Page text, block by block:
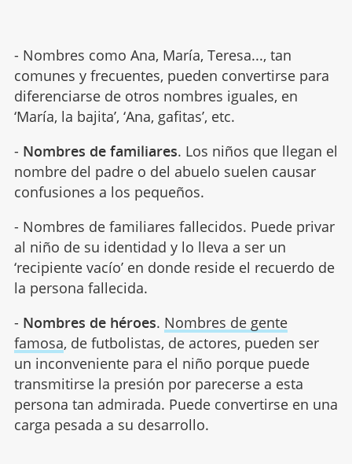
- Nombres como Ana, María, Teresa..., tan
comunes y frecuentes, pueden convertirse para
diferenciarse de otros nombres iguales, en
‘María, la bajita’, ‘Ana, gafitas’, etc.
- Nombres de familiares. Los niños que llegan el
nombre del padre o del abuelo suelen causar
confusiones a los pequeños.
- Nombres de familiares fallecidos. Puede privar
al niño de su identidad y lo lleva a ser un
‘recipiente vacío’ en donde reside el recuerdo de
la persona fallecida.
- Nombres de héroes. Nombres de gente
famosa, de futbolistas, de actores, pueden ser
un inconveniente para el niño porque puede
transmitirse la presión por parecerse a esta
persona tan admirada. Puede convertirse en una
carga pesada a su desarrollo.